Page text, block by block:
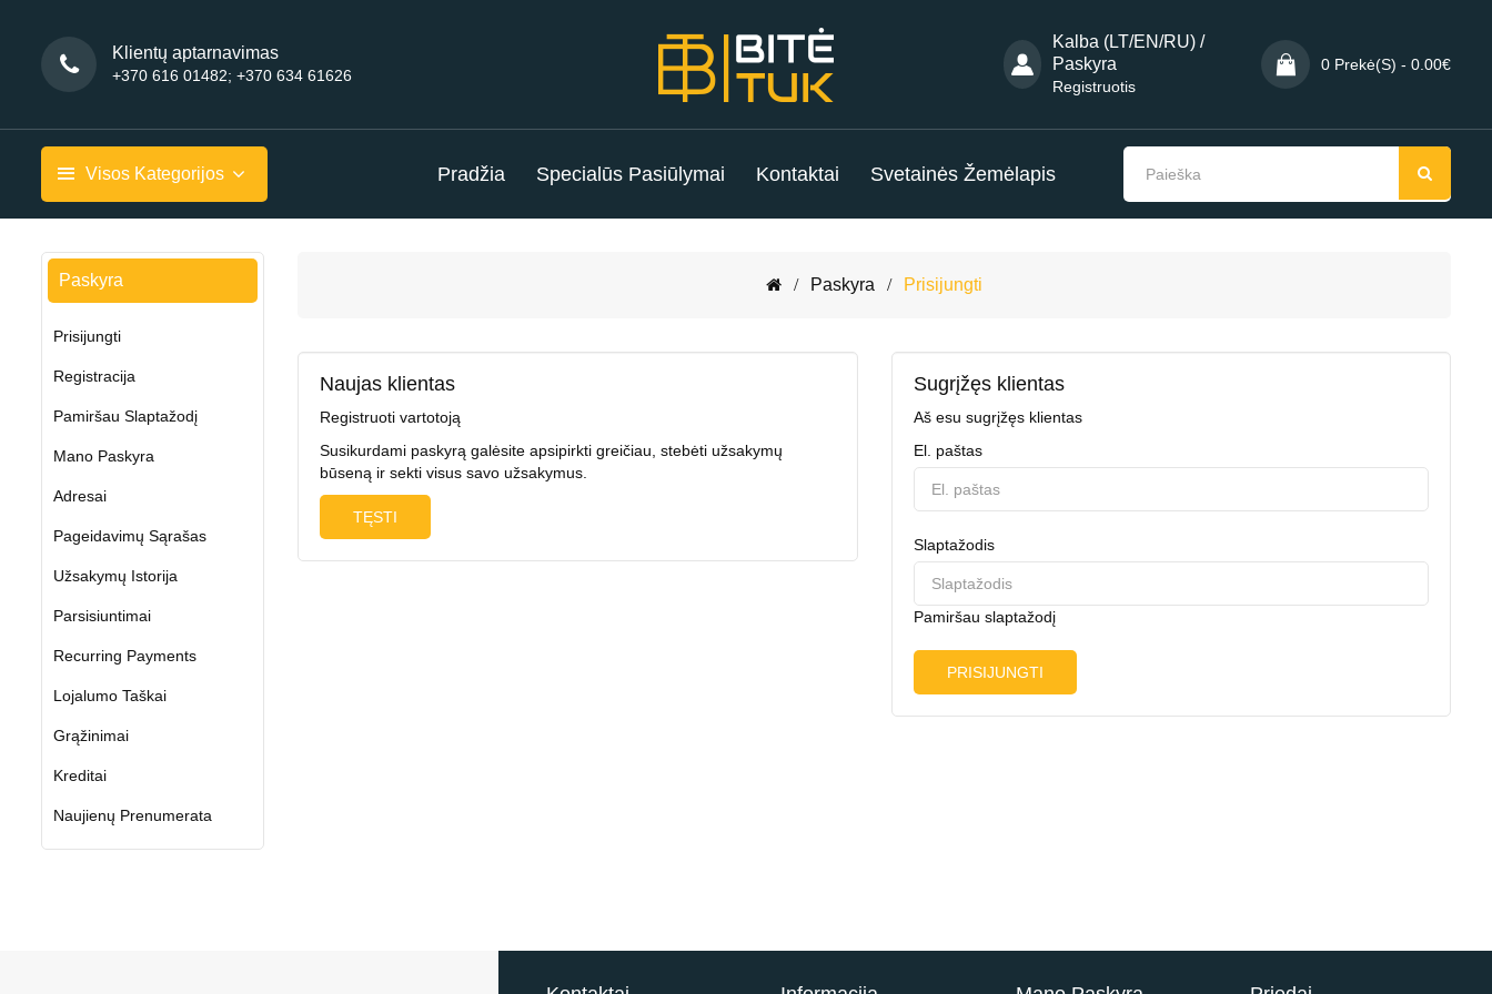
Klientų aptarnavimas
+370 616 01482; +370 634 61626
Kalba (LT/EN/RU) /
Paskyra
Registruotis
0 Prekė(s) - 0.00€
Visos Kategorijos Pradžia Specialūs Pasiūlymai Kontaktai Svetainės Žemėlapis
Paskyra
Prisijungti
Registracija
Pamiršau Slaptažodį
Mano Paskyra
Adresai
Pageidavimų Sąrašas
Užsakymų Istorija
Parsisiuntimai
Recurring Payments
Lojalumo Taškai
Grąžinimai
Kreditai
Naujienų Prenumerata
Paskyra Prisijungti
Naujas klientas
Registruoti vartotoją
Susikurdami paskyrą galėsite apsipirkti greičiau, stebėti užsakymų
būseną ir sekti visus savo užsakymus.
TĘSTI
Sugrįžęs klientas
Aš esu sugrįžęs klientas
El. paštas
Slaptažodis
Pamiršau slaptažodį